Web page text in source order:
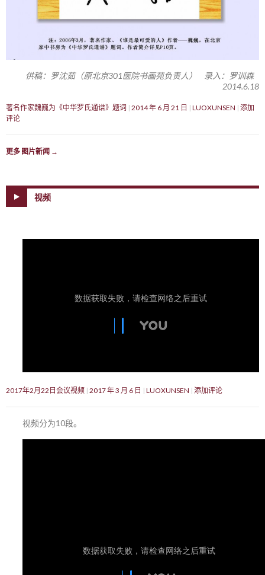
供稿：罗沈茹（原北京301医院书画苑负责人） 录入：罗训森
2014.6.18
著名作家魏巍为《中华罗氏通谱》题词 2014 年 6 月 21 日 LUOXUNSEN 添加
评论
更多 图片新闻 →
视频
2017年2月22日会议视频 2017 年 3 月 6 日 LUOXUNSEN 添加评论
视频分为10段。